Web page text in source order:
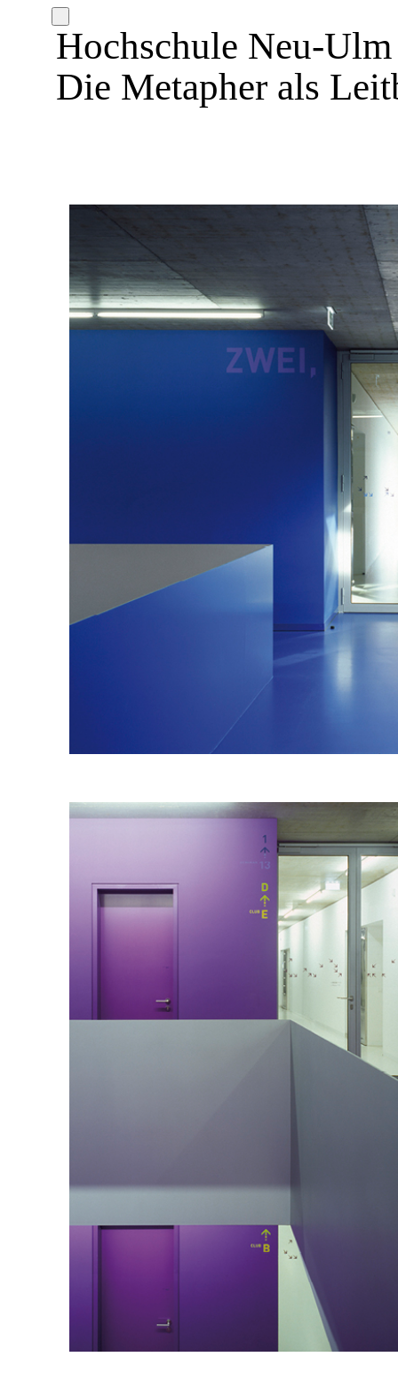
Hochschule Neu-Ulm
Die Metapher als